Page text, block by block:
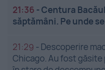
21:36 -Centura
săptămâni. Pe unde
21:29 - Descoperire
Chicago. Au fost